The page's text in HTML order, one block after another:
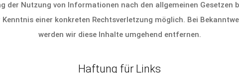
der Nutzung von Informationen nach den allgemeinen Gesetzen
einer konkreten Rechtsverletzung möglich. Bei
werden wir diese Inhalte umgehend entfernen.
Haftung für Links